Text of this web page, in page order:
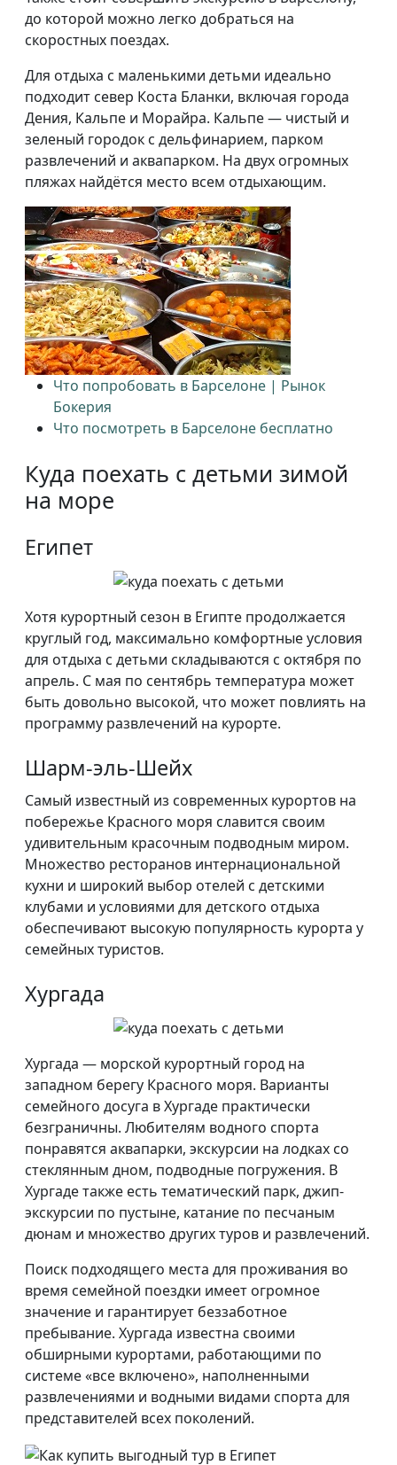
до которой можно легко добраться на
скоростных поездах.
Для отдыха с маленькими детьми идеально
подходит север Коста Бланки, включая города
Дения, Кальпе и Морайра. Кальпе — чистый и
зеленый городок с дельфинарием, парком
развлечений и аквапарком. На двух огромных
пляжах найдётся место всем отдыхающим.
Что попробовать в Барселоне | Рынок
Бокерия
Что посмотреть в Барселоне бесплатно
Куда поехать с детьми зимой
на море
Египет
Хотя курортный сезон в Египте продолжается
круглый год, максимально комфортные условия
для отдыха с детьми складываются с октября по
апрель. С мая по сентябрь температура может
быть довольно высокой, что может повлиять на
программу развлечений на курорте.
Шарм-эль-Шейх
Самый известный из современных курортов на
побережье Красного моря славится своим
удивительным красочным подводным миром.
Множество ресторанов интернациональной
кухни и широкий выбор отелей с детскими
клубами и условиями для детского отдыха
обеспечивают высокую популярность курорта у
семейных туристов.
Хургада
Хургада — морской курортный город на
западном берегу Красного моря. Варианты
семейного досуга в Хургаде практически
безграничны. Любителям водного спорта
понравятся аквапарки, экскурсии на лодках со
стеклянным дном, подводные погружения. В
Хургаде также есть тематический парк, джип-
экскурсии по пустыне, катание по песчаным
дюнам и множество других туров и развлечений.
Поиск подходящего места для проживания во
время семейной поездки имеет огромное
значение и гарантирует беззаботное
пребывание. Хургада известна своими
обширными курортами, работающими по
системе «все включено», наполненными
развлечениями и водными видами спорта для
представителей всех поколений.